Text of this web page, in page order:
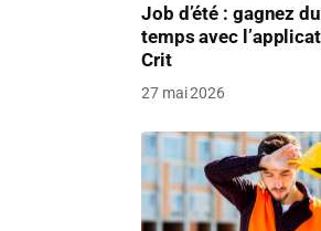
Job d’été : gagnez du
temps avec
Crit
27 mai 2026